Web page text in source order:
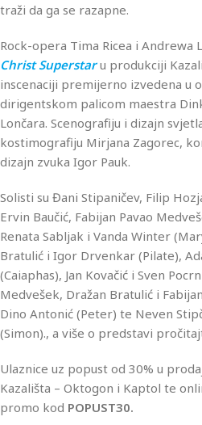
traži da ga se razapne.
Rock-opera Tima Ricea i Andrewa
Christ Superstaru produkciji
inscenaciji premijerno izvedena u
dirigentskom palicom maestra
Lončara. Scenografiju i dizajn
kostimografiju Mirjana Zagorec,
dizajn zvuka Igor Pauk.
Solisti su Đani Stipaničev, Filip
Ervin Baučić, Fabijan Pavao
Renata Sabljak i Vanda Winter
Bratulić i Igor Drvenkar (Pilate),
(Caiaphas), Jan Kovačić i Sven
Medvešek, Dražan Bratulić i
Dino Antonić (Peter) te Neven
(Simon)., a više o predstavi
Ulaznice uz popust od 30% u
Kazališta – Oktogon i Kaptol te
promo kod POPUST30.